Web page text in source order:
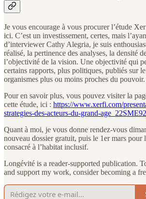
Je vous encourage à vous procurer l’étude
ici. C’est un investissement, certes, mais
d’interviewer Cathy Alegria, je suis
réalisé, la pertinence des analyses, la densité
l’objectivité de la vision. Une objectivité qui
certains rapports, plus politiques, publiés sur
organismes plus ou moins proches du pouvoir.
Pour en savoir plus, vous pouvez visiter la
cette étude, ici : https://www.xerfi.com/
strategies-des-acteurs-du-grand-age_22SME92
Quant à moi, je vous donne rendez-vous
nouveau dossier gratuit, puis le 1er mars pour
consacré à l’habitat inclusif.
Longévité is a reader-supported publication.
and support my work, consider becoming a